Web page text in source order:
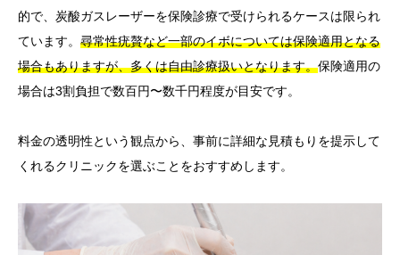
的で、炭酸ガスレーザーを保険診療で受けられるケースは限られ
ています。 尋常性疣贅など一部のイボについては保険適用となる
場合もありますが、多くは自由診療扱いとなります。保険適用の
場合は3割負担で数百円〜数千円程度が目安です。
料金の透明性という観点から、事前に詳細な見積もりを提示して
くれるクリニックを選ぶことをおすすめします。